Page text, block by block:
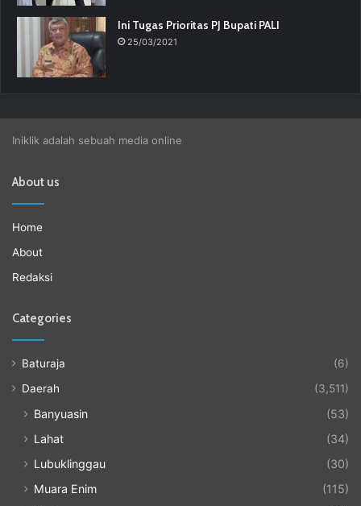
Ini Tugas Prioritas PJ Bupati PALI
25/03/2021
Iniklik adalah sebuah media online
About us
Home
About
Redaksi
Categories
Baturaja
(6)
Daerah
(3,511)
Banyuasin
(53)
Lahat
(34)
Lubuklinggau
(30)
Muara Enim
(115)